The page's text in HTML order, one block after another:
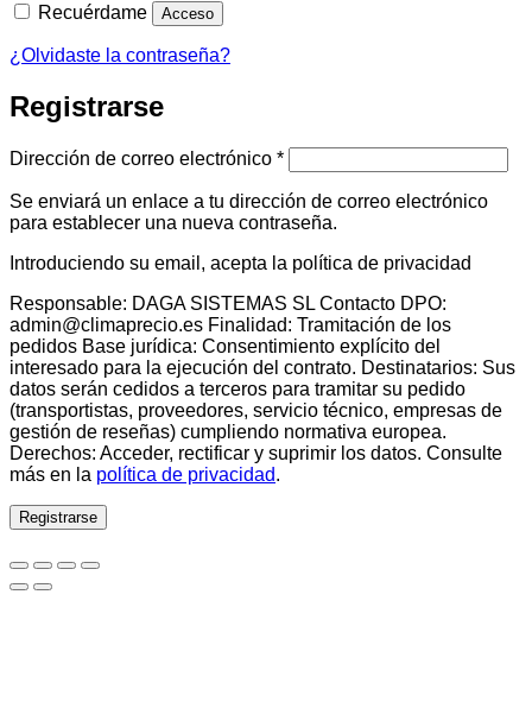
Recuérdame Acceso
¿Olvidaste la contraseña?
Registrarse
Dirección de correo electrónico *Obligatorio
Se enviará un enlace a tu dirección de correo electrónico
para establecer una nueva contraseña.
Introduciendo su email, acepta la política de privacidad
Responsable: DAGA SISTEMAS SL Contacto DPO:
admin@climaprecio.es Finalidad: Tramitación de los
pedidos Base jurídica: Consentimiento explícito del
interesado para la ejecución del contrato. Destinatarios: Sus
datos serán cedidos a terceros para tramitar su pedido
(transportistas, proveedores, servicio técnico, empresas de
gestión de reseñas) cumpliendo normativa europea.
Derechos: Acceder, rectificar y suprimir los datos. Consulte
más en la política de privacidad.
Registrarse